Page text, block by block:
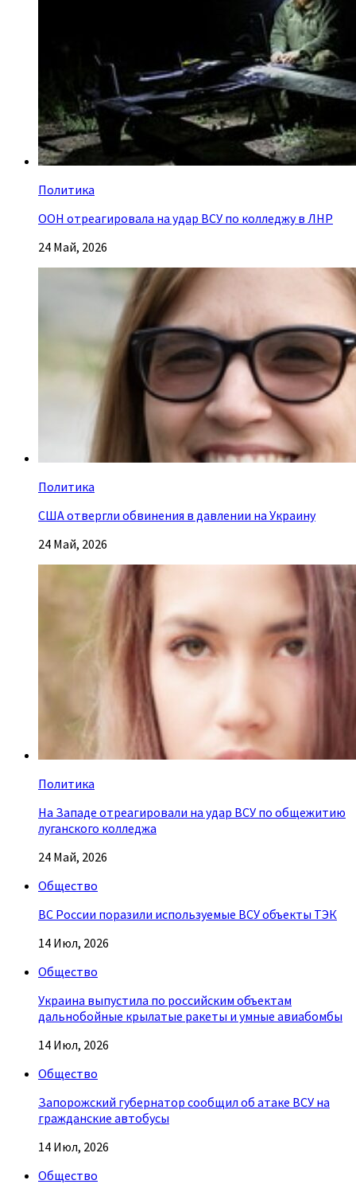
Политика
ООН отреагировала на удар ВСУ по колледжу в ЛНР
24 Май, 2026
Политика
США отвергли обвинения в давлении на Украину
24 Май, 2026
Политика
На Западе отреагировали на удар ВСУ по общежитию
луганского колледжа
24 Май, 2026
Общество
ВС России поразили используемые ВСУ объекты ТЭК
14 Июл, 2026
Общество
Украина выпустила по российским объектам
дальнобойные крылатые ракеты и умные авиабомбы
14 Июл, 2026
Общество
Запорожский губернатор сообщил об атаке ВСУ на
гражданские автобусы
14 Июл, 2026
Общество